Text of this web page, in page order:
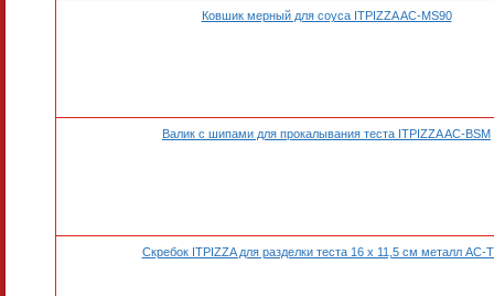
Ковшик мерный для соуса ITPIZZA AC-MS90
Валик с шипами для прокалывания теста ITPIZZA AC-BSM
Скребок ITPIZZA для разделки теста 16 х 11,5 см металл AC-